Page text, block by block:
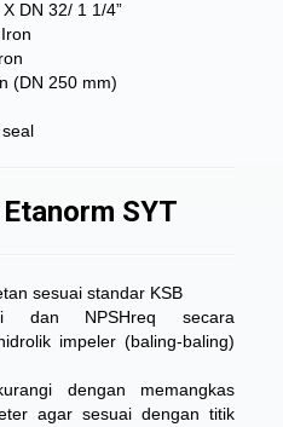
DN 32/ 1 1/4”
(DN 250 mm)
SYT
sesuai standar KSB
dan NPSHreq secara
impeler (baling-baling)
dengan memangkas
agar sesuai dengan titik